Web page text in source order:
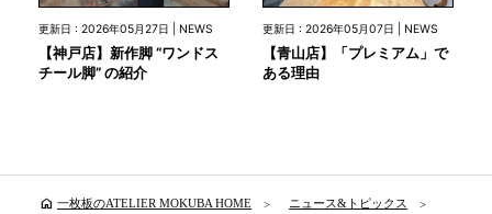
更新日 : 2026年05月27日 | NEWS
【神戸店】新作脚 “ワンドス
チール脚” の紹介
更新日 : 2026年05月07日 | NEWS
【青山店】「プレミアム」で
ある理由
home 一枚板のATELIER MOKUBA HOME ニュース&トピックス